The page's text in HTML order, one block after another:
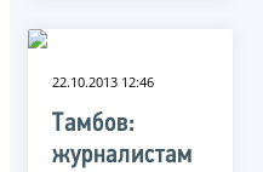
22.10.2013 12:46
Тамбов:
журналистам